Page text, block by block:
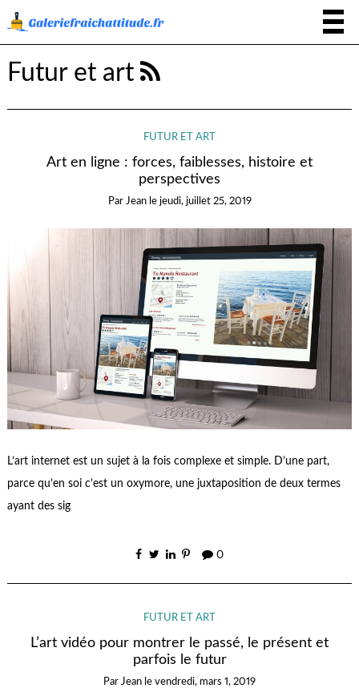
Futur et art
FUTUR ET ART
Art en ligne : forces, faiblesses, histoire et
perspectives
Par Jean le jeudi, juillet 25, 2019
L’art internet est un sujet à la fois complexe et simple. D’une part,
parce qu’en soi c’est un oxymore, une juxtaposition de deux termes
ayant des sig
0
FUTUR ET ART
L’art vidéo pour montrer le passé, le présent et
parfois le futur
Par Jean le vendredi, mars 1, 2019